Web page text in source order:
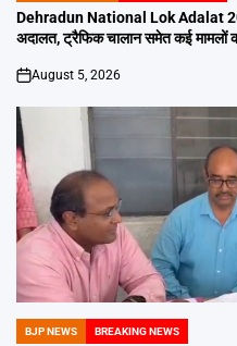
IN
Dehradun National Lok Adalat
अदालत, ट्रैफिक चालान समेत कई मामलों
on
August 5, 2026
POSTED
BJP NEWS BREAKING NEWS